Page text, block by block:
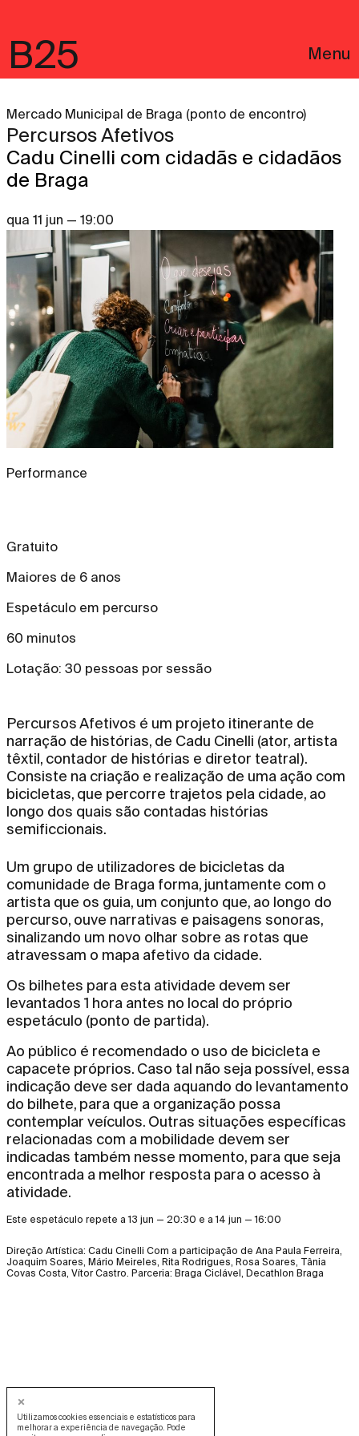
Utilizamos cookies essenciais e estatísticos para
melhorar a experiência de navegação. Pode
B25 Menu
English
Avisos Legais
Mercado Municipal de Braga (ponto de encontro)
Percursos Afetivos
Cadu Cinelli com cidadãs e cidadãos
de Braga
qua 11 jun — 19:00
Performance
Gratuito
Maiores de 6 anos
Espetáculo em percurso
60 minutos
Lotação: 30 pessoas por sessão
Percursos Afetivos é um projeto itinerante de
narração de histórias, de Cadu Cinelli (ator, artista
têxtil, contador de histórias e diretor teatral).
Consiste na criação e realização de uma ação com
bicicletas, que percorre trajetos pela cidade, ao
longo dos quais são contadas histórias
semificcionais.
Um grupo de utilizadores de bicicletas da
comunidade de Braga forma, juntamente com o
artista que os guia, um conjunto que, ao longo do
percurso, ouve narrativas e paisagens sonoras,
sinalizando um novo olhar sobre as rotas que
atravessam o mapa afetivo da cidade.
Os bilhetes para esta atividade devem ser
levantados 1 hora antes no local do próprio
espetáculo (ponto de partida).
Ao público é recomendado o uso de bicicleta e
capacete próprios. Caso tal não seja possível, essa
indicação deve ser dada aquando do levantamento
do bilhete, para que a organização possa
contemplar veículos. Outras situações específicas
relacionadas com a mobilidade devem ser
indicadas também nesse momento, para que seja
encontrada a melhor resposta para o acesso à
atividade.
Este espetáculo repete a 13 jun — 20:30 e a 14 jun — 16:00
Direção Artística: Cadu Cinelli Com a participação de Ana Paula Ferreira,
Joaquim Soares, Mário Meireles, Rita Rodrigues, Rosa Soares, Tânia
Covas Costa, Vítor Castro. Parceria: Braga Ciclável, Decathlon Braga